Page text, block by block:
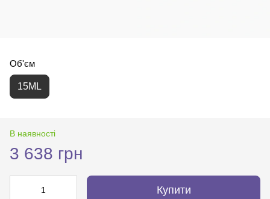
Об'єм
15ML
В наявності
3 638 грн
Купити